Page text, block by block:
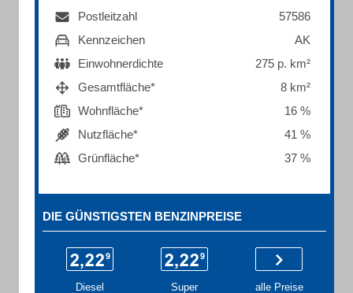
Postleitzahl
57586
Kennzeichen
AK
Einwohnerdichte
275 p. km²
Gesamtfläche*
8 km²
Wohnfläche*
16 %
Nutzfläche*
41 %
Grünfläche*
37 %
DIE GÜNSTIGSTEN BENZINPREISE
Diesel Super alle Preise